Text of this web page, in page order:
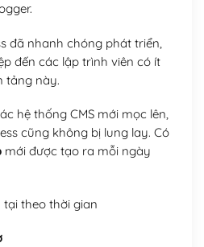
đã nhanh chóng phát triển,
đến các lập trình viên có ít
tảng này.
hệ thống CMS mới mọc lên,
cũng không bị lung lay. Có
mới được tạo ra mỗi ngày
theo thời gian